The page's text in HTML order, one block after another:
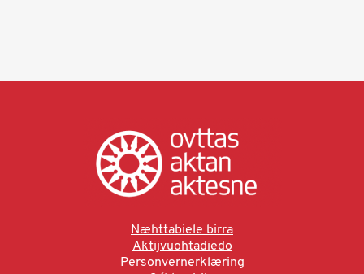
Næhttabiele birra
Aktijvuohtadiedo
Personvernerklæring